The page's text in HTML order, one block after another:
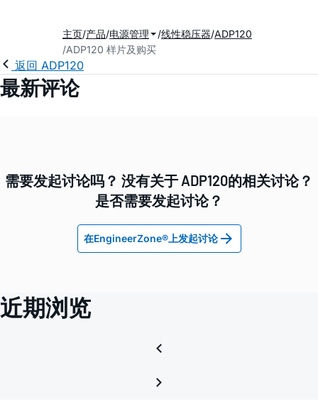
主页 产品 电源管理 线性稳压器 ADP120
ADP120 样片及购买
返回 ADP120
最新评论
需要发起讨论吗？ 没有关于 ADP120的相关讨论？
是否需要发起讨论？
在EngineerZone®上发起讨论
近期浏览